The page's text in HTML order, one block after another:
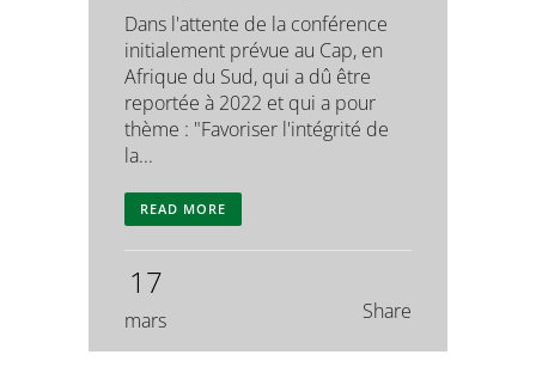
Dans l'attente de la conférence
initialement prévue au Cap, en
Afrique du Sud, qui a dû être
reportée à 2022 et qui a pour
thème : "Favoriser l'intégrité de
la...
READ MORE
17
mars Share